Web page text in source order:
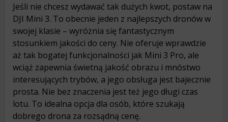
Jeśli nie chcesz wydawać tak dużych kwot, postaw na
DJI Mini 3. To obecnie jeden z najlepszych dronów w
swojej klasie – wyróżnia się fantastycznym
stosunkiem jakości do ceny. Nie oferuje wprawdzie
aż tak bogatej funkcjonalności jak Mini 3 Pro, ale
wciąż zapewnia świetną jakość obrazu i mnóstwo
interesujących trybów, a jego obsługa jest bajecznie
prosta. Nie bez znaczenia jest też jego długi czas
lotu. To idealna opcja dla osób, które szukają
dobrego drona za rozsądną cenę.